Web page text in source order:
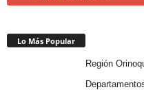
Lo Más Popular
Región